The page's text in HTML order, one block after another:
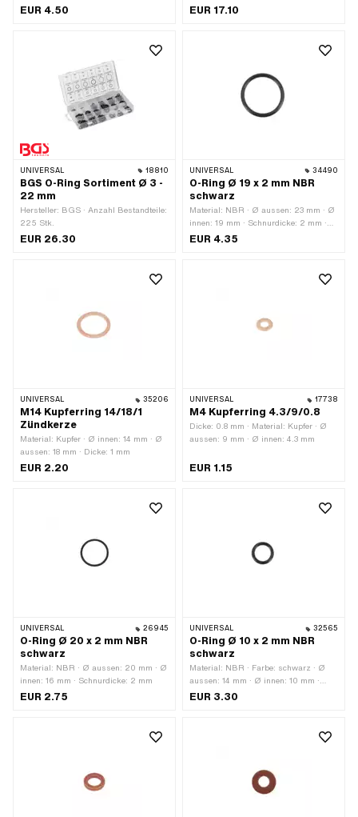
Gesamtlänge: 68 mm · Ø
EUR 4.50
Temperaturbeständigkeit (min.): -30 -
Dichtlippen / einer Staublippe. · Ø
Hersteller: Polini · Material: FPM /
FKM (umgangssprachlich bekannt als
Viton) · Breite: 8 mm
EUR 17.10
UNIVERSAL 18810
BGS O-Ring Sortiment Ø 3 -
22 mm
Hersteller: BGS · Anzahl Bestandteile:
225 Stk.
EUR 26.30
UNIVERSAL 34490
O-Ring Ø 19 x 2 mm NBR
schwarz
Material: NBR · Ø aussen: 23 mm · Ø
innen: 19 mm · Schnurdicke: 2 mm ·
Härte: 70 Shore
EUR 4.35
UNIVERSAL 35206
M14 Kupferring 14/18/1
Zündkerze
Material: Kupfer · Ø innen: 14 mm · Ø
aussen: 18 mm · Dicke: 1 mm
EUR 2.20
UNIVERSAL 17738
M4 Kupferring 4.3/9/0.8
Dicke: 0.8 mm · Material: Kupfer · Ø
aussen: 9 mm · Ø innen: 4.3 mm
EUR 1.15
UNIVERSAL 26945
O-Ring Ø 20 x 2 mm NBR
schwarz
Material: NBR · Ø aussen: 20 mm · Ø
innen: 16 mm · Schnurdicke: 2 mm
EUR 2.75
UNIVERSAL 32565
O-Ring Ø 10 x 2 mm NBR
schwarz
Material: NBR · Farbe: schwarz · Ø
aussen: 14 mm · Ø innen: 10 mm ·
Schnurdicke: 2 mm · Härte: 70 Shore ·
EUR 3.30